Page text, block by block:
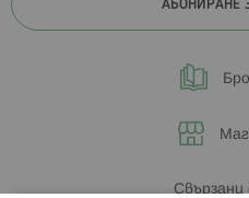
АБОНИРАНЕ
Свързани